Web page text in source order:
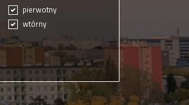
pierwotny
wtórny